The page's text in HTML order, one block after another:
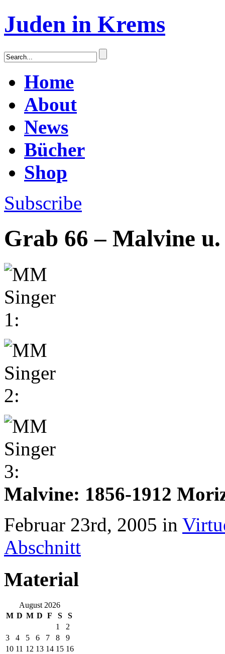
Juden in Krems
Home
About
News
Bücher
Shop
Subscribe
Grab 66 – Malvine
Malvine: 1856-1912
Februar 23rd, 2005 in
Abschnitt
Material
August 2026
M D M D F S
S
1
2
3
4 5 6 7 8
9
10 11 12 13 14 15 16